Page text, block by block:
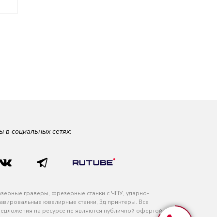
в социальных сетях:
граверы, фрезерные станки с ЧПУ, ударно-
ювелирные станки, 3д принтеры. Все
на ресурсе не являются публичной офертой